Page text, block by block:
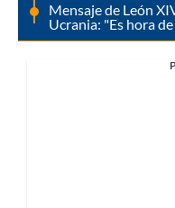
Mensaje de León
Ucrania: "Es hora